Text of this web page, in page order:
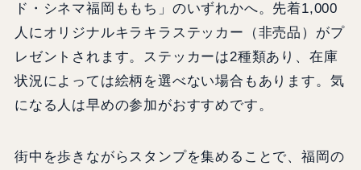
ド・シネマ福岡ももち」のいずれかへ。先着1,000
人にオリジナルキラキラステッカー（非売品）がプ
レゼントされます。ステッカーは2種類あり、在庫
状況によっては絵柄を選べない場合もあります。気
になる人は早めの参加がおすすめです。
街中を歩きながらスタンプを集めることで、福岡の